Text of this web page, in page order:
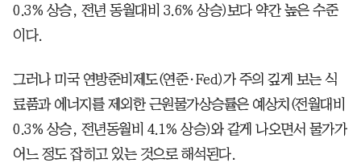
0.3% 상승, 전년 동월대비 3.6% 상승)보다 약간 높은 수준
이다.
그러나 미국 연방준비제도(연준·Fed)가 주의 깊게 보는 식
료품과 에너지를 제외한 근원물가상승률은 예상치(전월대비
0.3% 상승, 전년동월비 4.1% 상승)와 같게 나오면서 물가가
어느 정도 잡히고 있는 것으로 해석된다.